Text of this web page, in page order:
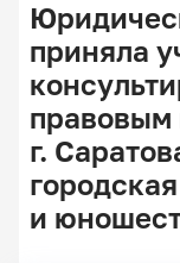
приняла
г.
и